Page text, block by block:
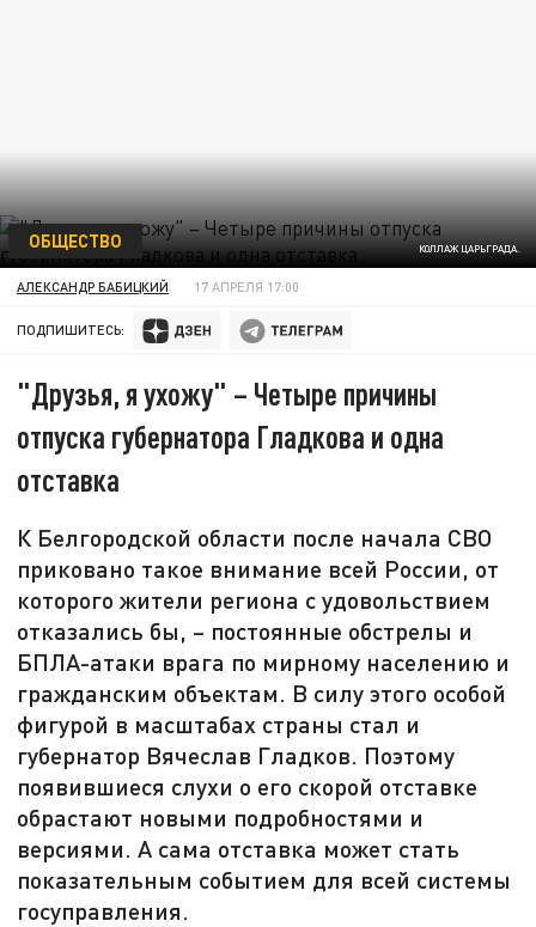
КОЛЛАЖ ЦАРЬГРАДА.
ОБЩЕСТВО
АЛЕКСАНДР БАБИЦКИЙ 17 АПРЕЛЯ 17:00
ПОДПИШИТЕСЬ:
"Друзья, я ухожу" – Четыре причины
отпуска губернатора Гладкова и одна
отставка
К Белгородской области после начала СВО
приковано такое внимание всей России, от
которого жители региона с удовольствием
отказались бы, – постоянные обстрелы и
БПЛА-атаки врага по мирному населению и
гражданским объектам. В силу этого особой
фигурой в масштабах страны стал и
губернатор Вячеслав Гладков. Поэтому
появившиеся слухи о его скорой отставке
обрастают новыми подробностями и
версиями. А сама отставка может стать
показательным событием для всей системы
госуправления.